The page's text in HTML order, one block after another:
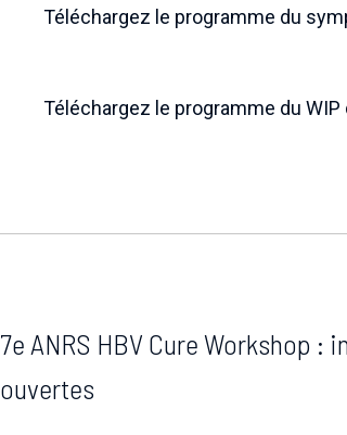
Téléchargez le programme du
Téléchargez le programme du
7e ANRS HBV Cure Workshop :
ouvertes